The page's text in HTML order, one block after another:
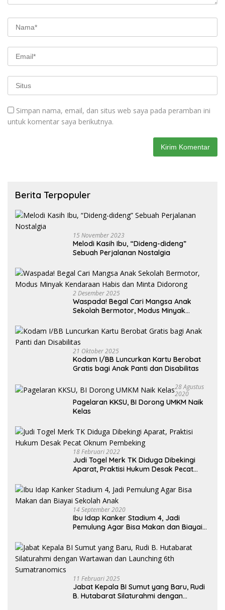
Simpan nama, email, dan situs web saya pada peramban ini
untuk komentar saya berikutnya.
Berita Terpopuler
15 November 2023
Melodi Kasih Ibu, “Dideng-dideng”
Sebuah Perjalanan Nostalgia
2 Desember 2025
Waspada! Begal Cari Mangsa Anak
Sekolah Bermotor, Modus Minyak
21 Oktober 2025
Kodam I/BB Luncurkan Kartu Berobat
Gratis bagi Anak Panti dan Disabilitas
28 Agustus
2020
Pagelaran KKSU, BI Dorong UMKM Naik
Kelas
18 Februari 2022
Judi Togel Merk TK Diduga Dibekingi
Aparat, Praktisi Hukum Desak Pecat
14 September 2020
Ibu Idap Kanker Stadium 4, Jadi
Pemulung Agar Bisa Makan dan Biayai
11 Februari 2025
Jabat Kepala BI Sumut yang Baru, Rudi
B. Hutabarat Silaturahmi dengan